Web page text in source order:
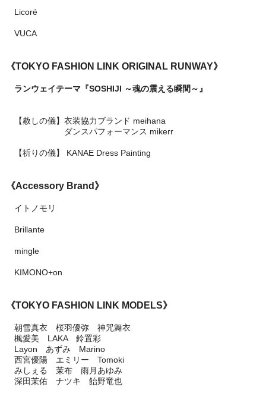
Licoré
VUCA
《TOKYO FASHION LINK ORIGINAL RUNWAY》
ランウェイテーマ『SOSHIJI ～魂の震える瞬間～』
【赦しの儀】衣装協力ブランド meihana
ダンスパフォーマンス mikerr
【祈りの儀】 KANAE Dress Painting
《Accessory Brand》
イトノモリ
Brillante
mingle
KIMONO+on
《TOKYO FASHION LINK MODELS》
朝雪真衣 桜羽優弥 神咒舞衣
楓愛美 LAKA 鈴置彩
Layon あずみ Marino
西宮優陽 エミリー Tomoki
みしぇる 茉布 雨月あゆみ
深田茉佑 ナツキ 飴野竜也